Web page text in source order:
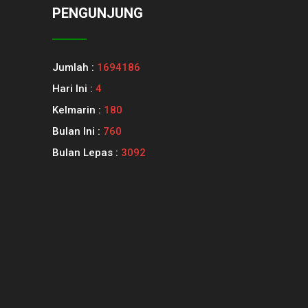
PENGUNJUNG
Jumlah : 1694186
Hari Ini : 4
Kelmarin : 180
Bulan Ini : 760
Bulan Lepas : 3092